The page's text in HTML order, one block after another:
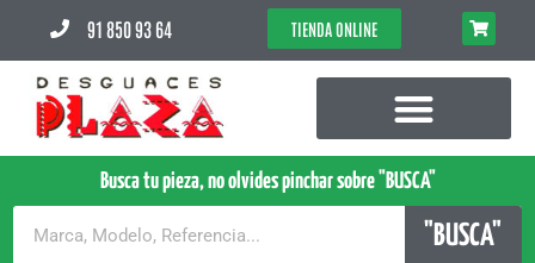
91 850 93 64 TIENDA ONLINE
Busca tu pieza, no olvides pinchar sobre "BUSCA"
"BUSCA"